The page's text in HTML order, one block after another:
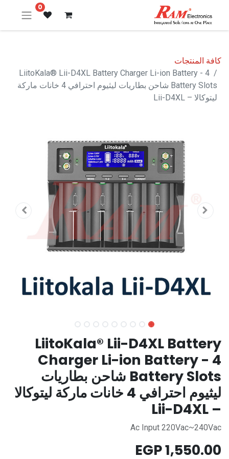
0
كافة المنتجات
LiitoKala® Lii-D4XL Battery Charger Li-ion Battery - 4
Battery Slots شاحن بطاريات ليثيوم احترافي 4 خانات ماركة
ليتوكالا – Lii-D4XL
LiitoKala® Lii-D4XL Battery
Charger Li-ion Battery - 4
Battery Slots شاحن بطاريات
ليثيوم احترافي 4 خانات ماركة ليتوكالا
– Lii-D4XL
Ac Input 220Vac~240Vac
1,550.00